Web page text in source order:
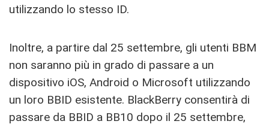
utilizzando lo stesso ID.
Inoltre, a partire dal 25 settembre, gli utenti BBM
non saranno più in grado di passare a un
dispositivo iOS, Android o Microsoft utilizzando
un loro BBID esistente. BlackBerry consentirà di
passare da BBID a BB10 dopo il 25 settembre,